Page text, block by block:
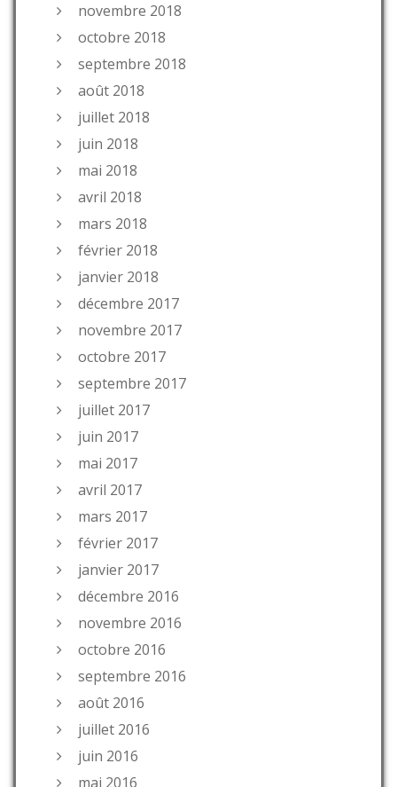
novembre 2018
octobre 2018
septembre 2018
août 2018
juillet 2018
juin 2018
mai 2018
avril 2018
mars 2018
février 2018
janvier 2018
décembre 2017
novembre 2017
octobre 2017
septembre 2017
juillet 2017
juin 2017
mai 2017
avril 2017
mars 2017
février 2017
janvier 2017
décembre 2016
novembre 2016
octobre 2016
septembre 2016
août 2016
juillet 2016
juin 2016
mai 2016